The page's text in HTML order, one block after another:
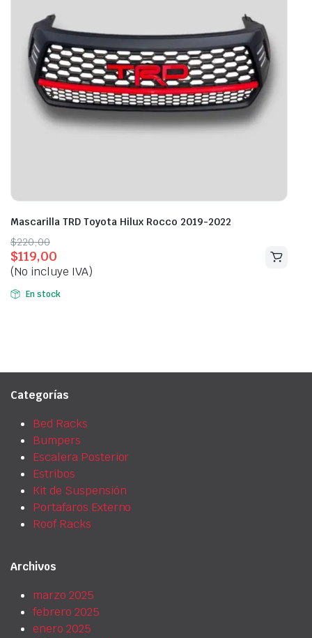
Mascarilla TRD Toyota Hilux Rocco 2019-2022
$220,00
Original
price
was:
$220,00.
$119,00
Current
price
is:
$119,00.
(No incluye IVA)
En stock
Categorías
Bed Racks
Bumpers
Escalera Posterior
Estribos
Kit de Suspensión
Portafaros Externo
Roof Racks
Archivos
marzo 2025
febrero 2025
enero 2025